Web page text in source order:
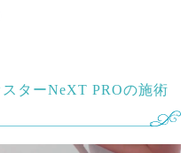
ターNeXT PROの施術